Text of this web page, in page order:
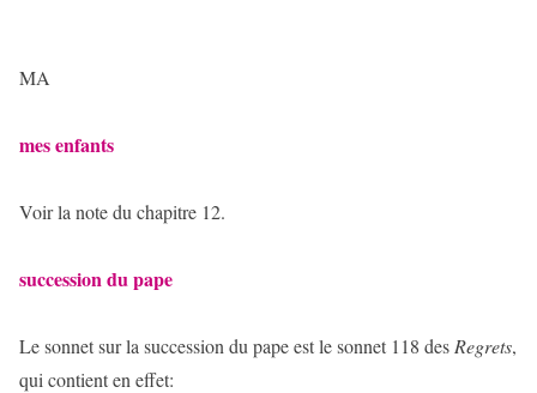
MA
mes enfants
Voir la note du chapitre 12.
succession du pape
Le sonnet sur la succession du pape est le sonnet 118 des Regrets,
qui contient en effet: